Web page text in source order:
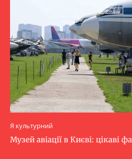
Я культурний
Музей авіації в Києві: цікаві